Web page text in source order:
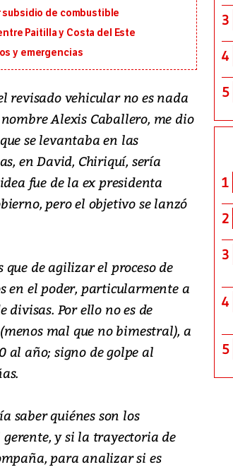
subsidio de combustible
Paitilla y Costa del Este
y emergencias
revisado vehicular no es nada
Alexis Caballero, me dio
se levantaba en las
en David, Chiriquí, sería
fue de la ex presidenta
pero el objetivo se lanzó
de agilizar el proceso de
en el poder, particularmente a
divisas. Por ello no es de
mal que no bimestral), a
al año; signo de golpe al
saber quiénes son los
y si la trayectoria de
para analizar si es
3
4
5
1
2
3
4
5